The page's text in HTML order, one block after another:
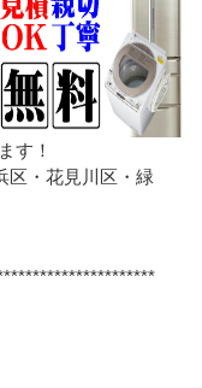
す！
区・花見川区・緑